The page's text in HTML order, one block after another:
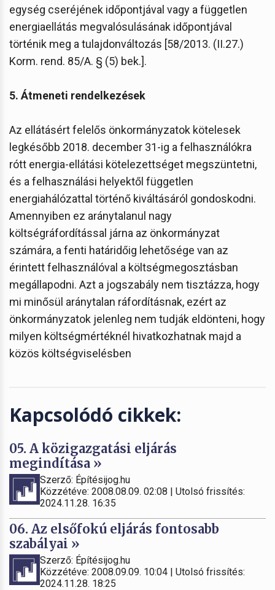
egység cseréjének időpontjával vagy a független
energiaellátás megvalósulásának időpontjával
történik meg a tulajdonváltozás [58/2013. (II.27.)
Korm. rend. 85/A. § (5) bek.].
5. Átmeneti rendelkezések
Az ellátásért felelős önkormányzatok kötelesek
legkésőbb 2018. december 31-ig a felhasználókra
rótt energia-ellátási kötelezettséget megszüntetni,
és a felhasználási helyektől független
energiahálózattal történő kiváltásáról gondoskodni.
Amennyiben ez aránytalanul nagy
költségráfordítással járna az önkormányzat
számára, a fenti határidőig lehetősége van az
érintett felhasználóval a költségmegosztásban
megállapodni. Azt a jogszabály nem tisztázza, hogy
mi minősül aránytalan ráfordításnak, ezért az
önkormányzatok jelenleg nem tudják eldönteni, hogy
milyen költségmértéknél hivatkozhatnak majd a
közös költségviselésben
Kapcsolódó cikkek:
05. A közigazgatási eljárás
megindítása »
Szerző: Építésijog.hu
Közzétéve: 2008.08.09. 02:08 | Utolsó frissítés:
2024.11.28. 16:35
06. Az elsőfokú eljárás fontosabb
szabályai »
Szerző: Építésijog.hu
Közzétéve: 2008.09.09. 10:04 | Utolsó frissítés:
2024.11.28. 18:25